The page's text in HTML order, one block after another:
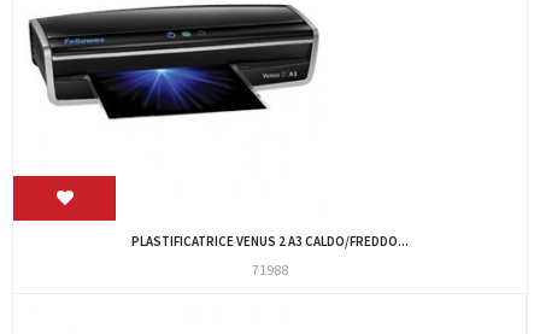
PLASTIFICATRICE VENUS 2 A3 CALDO/FREDDO...
71988